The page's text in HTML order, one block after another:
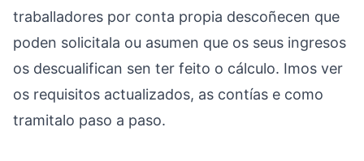
traballadores por conta propia descoñecen que
poden solicitala ou asumen que os seus ingresos
os descualifican sen ter feito o cálculo. Imos ver
os requisitos actualizados, as contías e como
tramitalo paso a paso.